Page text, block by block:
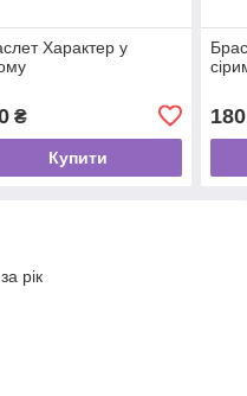
Характер у
₴
Купити
180
рік